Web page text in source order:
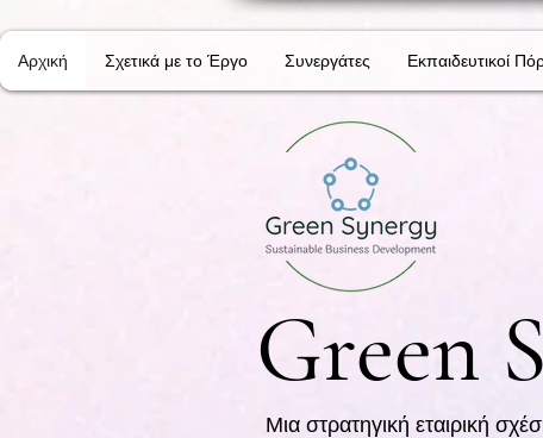
Αρχική Σχετικά με το Έργο Συνεργάτες Εκπαιδευτικοί
Green
Μια στρατηγική εταιρική